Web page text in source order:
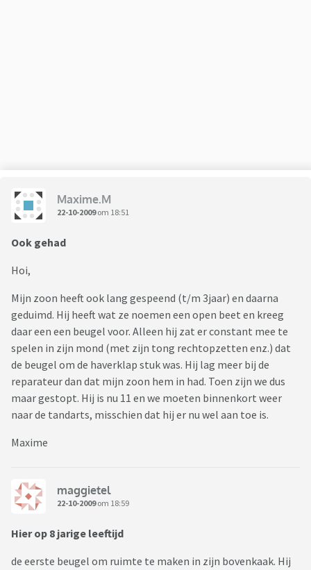
Maxime.M
22-10-2009om 18:51
Ook gehad
Hoi,
Mijn zoon heeft ook lang gespeend (t/m 3jaar) en daarna
geduimd. Hij heeft wat ze noemen een open beet en kreeg
daar een een beugel voor. Alleen hij zat er constant mee te
spelen in zijn mond (met zijn tong rechtopzetten enz.) dat
de beugel om de haverklap stuk was. Hij lag meer bij de
reparateur dan dat mijn zoon hem in had. Toen zijn we dus
maar gestopt. Hij is nu 11 en we moeten binnenkort weer
naar de tandarts, misschien dat hij er nu wel aan toe is.
Maxime
maggietel
22-10-2009om 18:59
Hier op 8 jarige leeftijd
de eerste beugel om ruimte te maken in zijn bovenkaak. Hij